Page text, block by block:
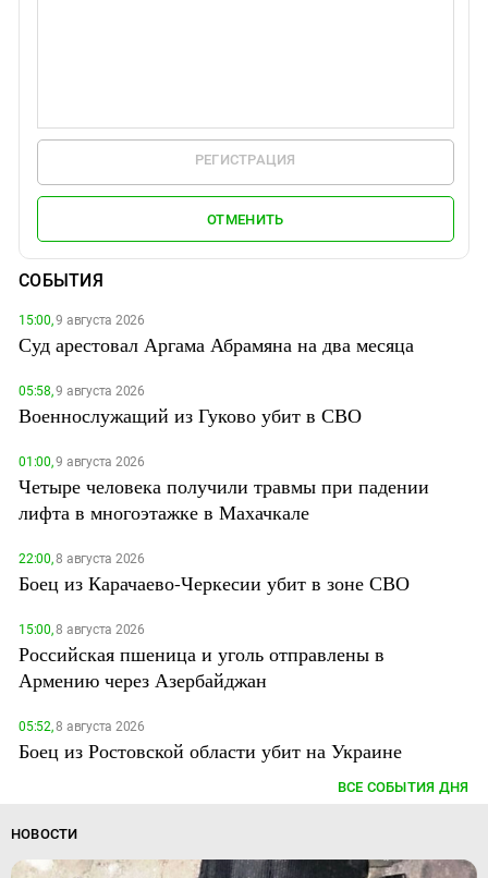
РЕГИСТРАЦИЯ
ОТМЕНИТЬ
СОБЫТИЯ
15:00,9 августа 2026
Суд арестовал Аргама Абрамяна на два месяца
05:58,9 августа 2026
Военнослужащий из Гуково убит в СВО
01:00,9 августа 2026
Четыре человека получили травмы при падении
лифта в многоэтажке в Махачкале
22:00,8 августа 2026
Боец из Карачаево-Черкесии убит в зоне СВО
15:00,8 августа 2026
Российская пшеница и уголь отправлены в
Армению через Азербайджан
05:52,8 августа 2026
Боец из Ростовской области убит на Украине
ВСЕ СОБЫТИЯ ДНЯ
НОВОСТИ